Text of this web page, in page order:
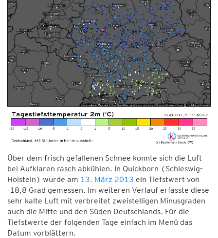
Über dem frisch gefallenen Schnee konnte sich die Luft
bei Aufklaren rasch abkühlen. In Quickborn (Schleswig-
Holstein) wurde am 13. März 2013 ein Tiefstwert von
-18,8 Grad gemessen. Im weiteren Verlauf erfasste diese
sehr kalte Luft mit verbreitet zweistelligen Minusgraden
auch die Mitte und den Süden Deutschlands. Für die
Tiefstwerte der folgenden Tage einfach im Menü das
Datum vorblättern.